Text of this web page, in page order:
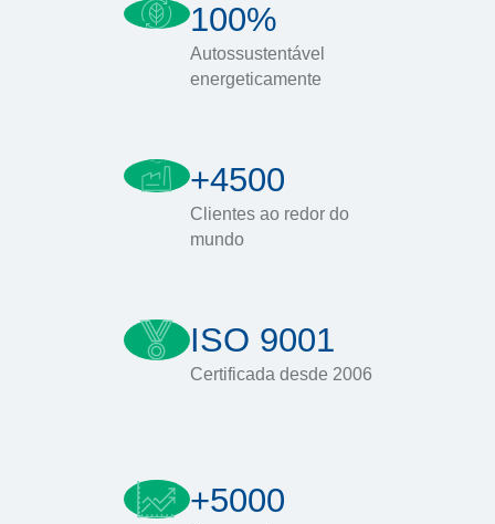
100%
Autossustentável
energeticamente
+4500
Clientes ao redor do
mundo
ISO 9001
Certificada desde 2006
+5000